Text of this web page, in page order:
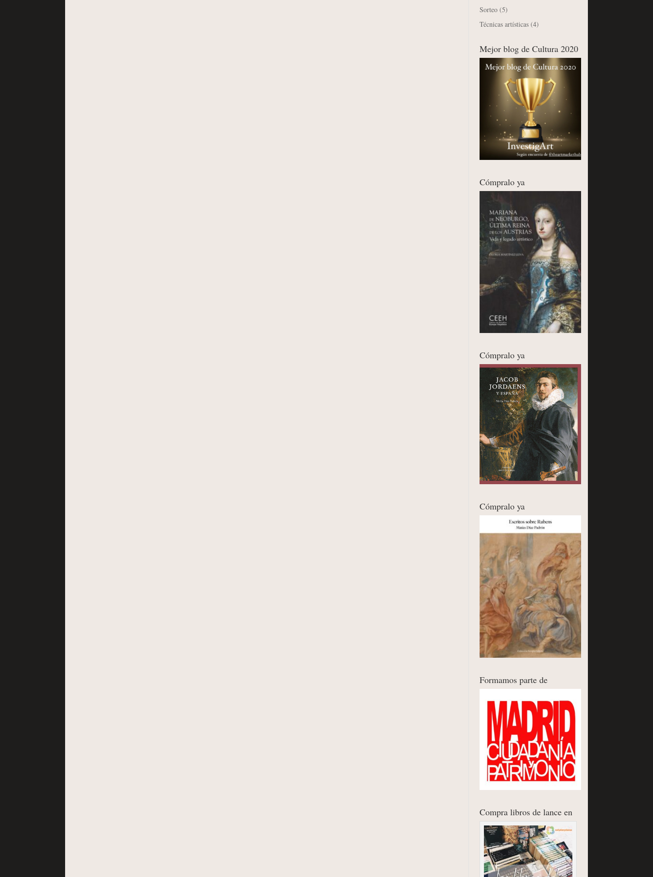
Sorteo (5)
Técnicas artísticas (4)
Mejor blog de Cultura 2020
Cómpralo ya
Cómpralo ya
Cómpralo ya
Formamos parte de
Compra libros de lance en